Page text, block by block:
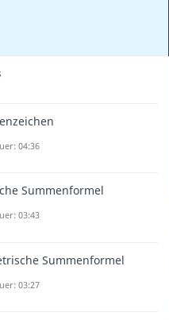
04:36
Summenformel
03:43
Summenformel
03:27